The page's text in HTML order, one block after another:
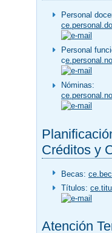
Personal
Personal
c
Nóminas:
Créditos y
Becas:
Títulos:
Atención